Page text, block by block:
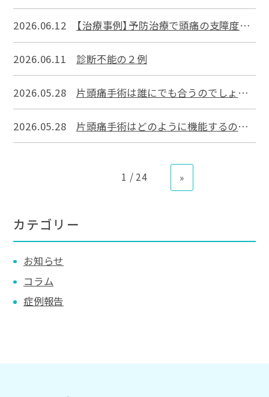
2026.06.12 【治療事例】予防治療で頭痛の支障度（HIT-6）が62点から40点へ改善、予防薬の卒業へ
2026.06.11 診断不能の２例
2026.05.28 片頭痛手術は誰にでも合うのでしょうか?誰を選ぶのですか? その6
2026.05.28 片頭痛手術はどのように機能するのですか? その5
1 / 24 »
カテゴリー
お知らせ
コラム
症例報告